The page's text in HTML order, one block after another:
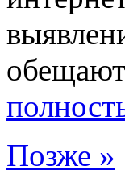
Позже »